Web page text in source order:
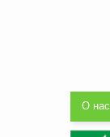
О нас